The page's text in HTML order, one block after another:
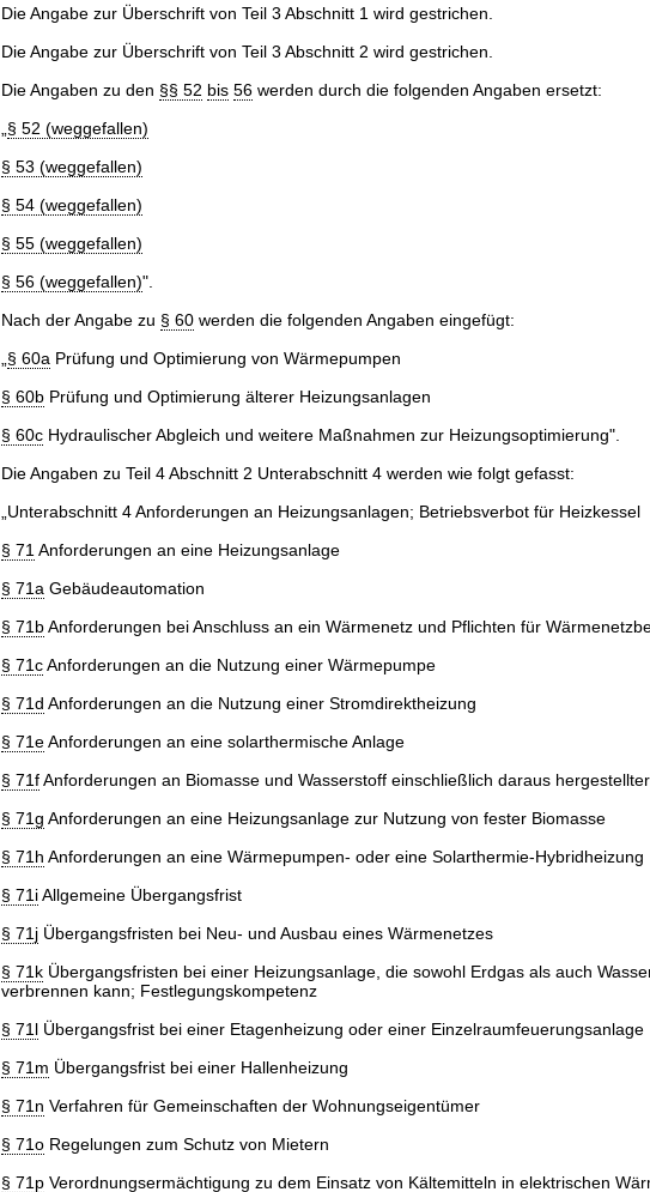
Die Angabe zur Überschrift von Teil 3 Abschnitt 1 wird gestrichen.
Die Angabe zur Überschrift von Teil 3 Abschnitt 2 wird gestrichen.
Die Angaben zu den §§ 52 bis 56werden durch die folgenden Angaben ersetzt:
§ 52 (weggefallen)
§ 53 (weggefallen)
§ 54 (weggefallen)
§ 55 (weggefallen)
§ 56 (weggefallen)".
Nach der Angabe zu § 60werden die folgenden Angaben eingefügt:
§ 60a Prüfung und Optimierung von Wärmepumpen
§ 60bPrüfung und Optimierung älterer Heizungsanlagen
§ 60cHydraulischer Abgleich und weitere Maßnahmen zur Heizungsoptimierung".
Die Angaben zu Teil 4 Abschnitt 2 Unterabschnitt 4 werden wie folgt gefasst:
„Unterabschnitt 4 Anforderungen an Heizungsanlagen; Betriebsverbot für Heizkessel
§ 71 Anforderungen an eine Heizungsanlage
§ 71a Gebäudeautomation
§ 71bAnforderungen bei Anschluss an ein Wärmenetz und Pflichten für
§ 71cAnforderungen an die Nutzung einer Wärmepumpe
§ 71d Anforderungen an die Nutzung einer Stromdirektheizung
§ 71eAnforderungen an eine solarthermische Anlage
§ 71fAnforderungen an Biomasse und Wasserstoff einschließlich daraus
§ 71g Anforderungen an eine Heizungsanlage zur Nutzung von fester Biomasse
§ 71h Anforderungen an eine Wärmepumpen- oder eine Solarthermie-Hybridheizung
§ 71iAllgemeine Übergangsfrist
§ 71jÜbergangsfristen bei Neu- und Ausbau eines Wärmenetzes
§ 71kÜbergangsfristen bei einer Heizungsanlage, die sowohl Erdgas als auch
verbrennen kann; Festlegungskompetenz
§ 71lÜbergangsfrist bei einer Etagenheizung oder einer Einzelraumfeuerungsanlage
§ 71m Übergangsfrist bei einer Hallenheizung
§ 71n Verfahren für Gemeinschaften der Wohnungseigentümer
§ 71oRegelungen zum Schutz von Mietern
§ 71pVerordnungsermächtigung zu dem Einsatz von Kältemitteln in elektrischen